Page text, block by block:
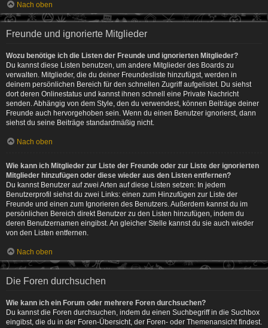
Nach oben
Freunde und ignorierte Mitglieder
Wozu benötige ich die Listen der Freunde und ignorierten Mitglieder?
Du kannst diese Listen benutzen, um andere Mitglieder des Boards zu
verwalten. Mitglieder, die du deiner Freundesliste hinzufügst, werden in
deinem persönlichen Bereich für den schnellen Zugriff aufgelistet. Du siehst
dort deren Onlinestatus und kannst ihnen schnell eine Private Nachricht
senden. Abhängig von dem Style, den du verwendest, können Beiträge deiner
Freunde auch hervorgehoben sein. Wenn du einen Benutzer ignorierst, dann
siehst du seine Beiträge standardmäßig nicht.
Nach oben
Wie kann ich Mitglieder zur Liste der Freunde oder zur Liste der ignorierten
Mitglieder hinzufügen oder diese wieder aus den Listen entfernen?
Du kannst Benutzer auf zwei Arten auf diese Listen setzen: In jedem
Benutzerprofil siehst du zwei Links: einen zum Hinzufügen zur Liste der
Freunde und einen zum Ignorieren des Benutzers. Außerdem kannst du im
persönlichen Bereich direkt Benutzer zu den Listen hinzufügen, indem du
deren Benutzernamen eingibst. An gleicher Stelle kannst du sie auch wieder
von den Listen entfernen.
Nach oben
Die Foren durchsuchen
Wie kann ich ein Forum oder mehrere Foren durchsuchen?
Du kannst die Foren durchsuchen, indem du einen Suchbegriff in die Suchbox
eingibst, die du in der Foren-Übersicht, der Foren- oder Themenansicht findest.